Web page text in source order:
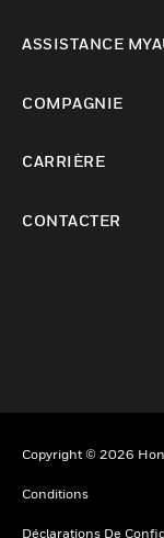
ASSISTANCE
COMPAGNIE
CARRIÈRE
CONTACTER
Copyright © 2026
Conditions
Déclarations De